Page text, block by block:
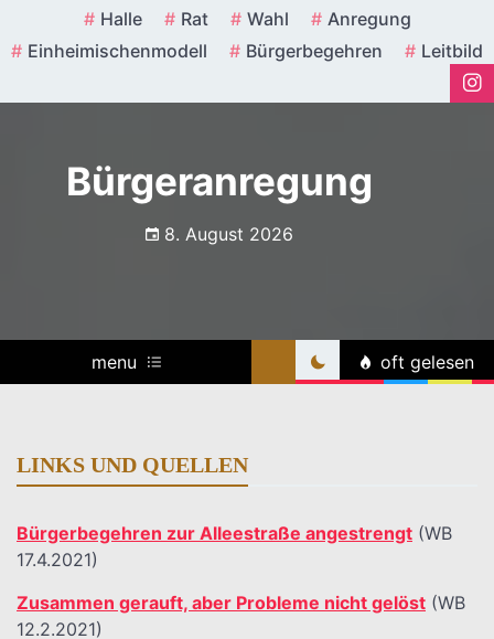
to
Halle Rat Wahl
Anregung
Einheimischenmodell
Bürgerbegehren Leitbild
Bürgeranregung
8. August 2026
menu oft gelesen
LINKS UND QUELLEN
Bürgerbegehren zur Alleestraße angestrengt (WB
17.4.2021)
Zusammen gerauft, aber Probleme nicht gelöst (WB
12.2.2021)